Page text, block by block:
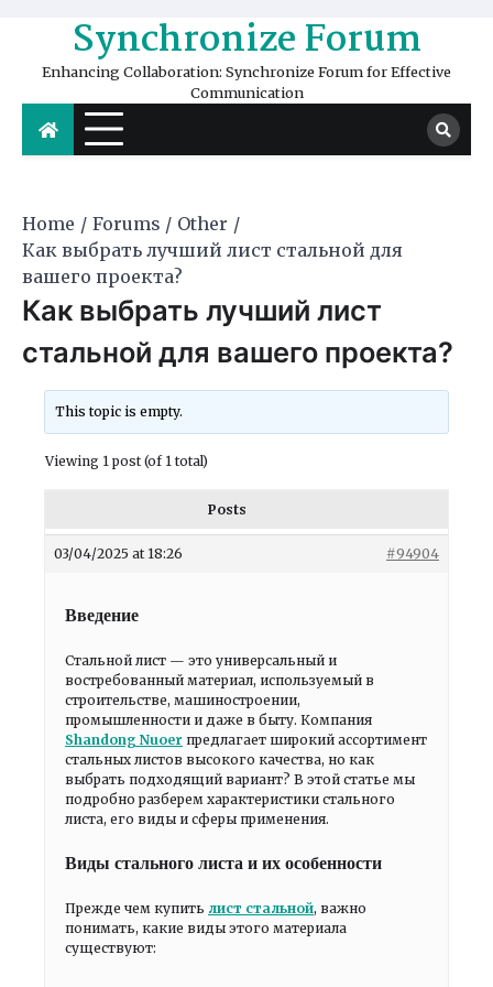
content Synchronize Forum
Enhancing Collaboration: Synchronize Forum for Effective
Communication
Home Forums
Other
Как выбрать лучший лист стальной для
вашего проекта?
Как выбрать лучший лист
стальной для вашего проекта?
This topic is empty.
Viewing 1 post (of 1 total)
Posts
03/04/2025 at 18:26 #94904
Введение
Стальной лист — это универсальный и
востребованный материал, используемый в
строительстве, машиностроении,
промышленности и даже в быту. Компания
Shandong Nuoer предлагает широкий ассортимент
стальных листов высокого качества, но как
выбрать подходящий вариант? В этой статье мы
подробно разберем характеристики стального
листа, его виды и сферы применения.
Виды стального листа и их особенности
Прежде чем купить лист стальной, важно
понимать, какие виды этого материала
существуют: